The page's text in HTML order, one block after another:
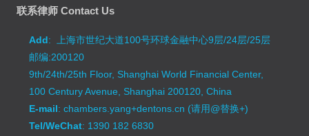
联系律师 Contact Us
Add: 上海市世纪大道100号环球金融中心9层/24层/25层
邮编:200120
9th/24th/25th Floor, Shanghai World Financial Center,
100 Century Avenue, Shanghai 200120, China
E-mail: chambers.yang+dentons.cn (请用@替换+)
Tel/WeChat: 1390 182 6830